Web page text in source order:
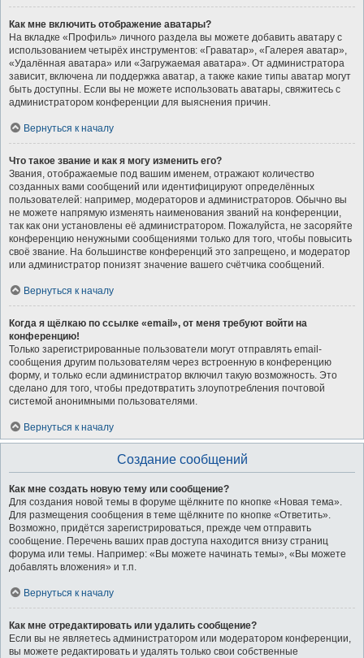
Как мне включить отображение аватары?
На вкладке «Профиль» личного раздела вы можете добавить аватару с
использованием четырёх инструментов: «Граватар», «Галерея аватар»,
«Удалённая аватара» или «Загружаемая аватара». От администратора
зависит, включена ли поддержка аватар, а также какие типы аватар могут
быть доступны. Если вы не можете использовать аватары, свяжитесь с
администратором конференции для выяснения причин.
Вернуться к началу
Что такое звание и как я могу изменить его?
Звания, отображаемые под вашим именем, отражают количество
созданных вами сообщений или идентифицируют определённых
пользователей: например, модераторов и администраторов. Обычно вы
не можете напрямую изменять наименования званий на конференции,
так как они установлены её администратором. Пожалуйста, не засоряйте
конференцию ненужными сообщениями только для того, чтобы повысить
своё звание. На большинстве конференций это запрещено, и модератор
или администратор понизят значение вашего счётчика сообщений.
Вернуться к началу
Когда я щёлкаю по ссылке «email», от меня требуют войти на
конференцию!
Только зарегистрированные пользователи могут отправлять email-
сообщения другим пользователям через встроенную в конференцию
форму, и только если администратор включил такую возможность. Это
сделано для того, чтобы предотвратить злоупотребления почтовой
системой анонимными пользователями.
Вернуться к началу
Создание сообщений
Как мне создать новую тему или сообщение?
Для создания новой темы в форуме щёлкните по кнопке «Новая тема».
Для размещения сообщения в теме щёлкните по кнопке «Ответить».
Возможно, придётся зарегистрироваться, прежде чем отправить
сообщение. Перечень ваших прав доступа находится внизу страниц
форума или темы. Например: «Вы можете начинать темы», «Вы можете
добавлять вложения» и т.п.
Вернуться к началу
Как мне отредактировать или удалить сообщение?
Если вы не являетесь администратором или модератором конференции,
вы можете редактировать и удалять только свои собственные